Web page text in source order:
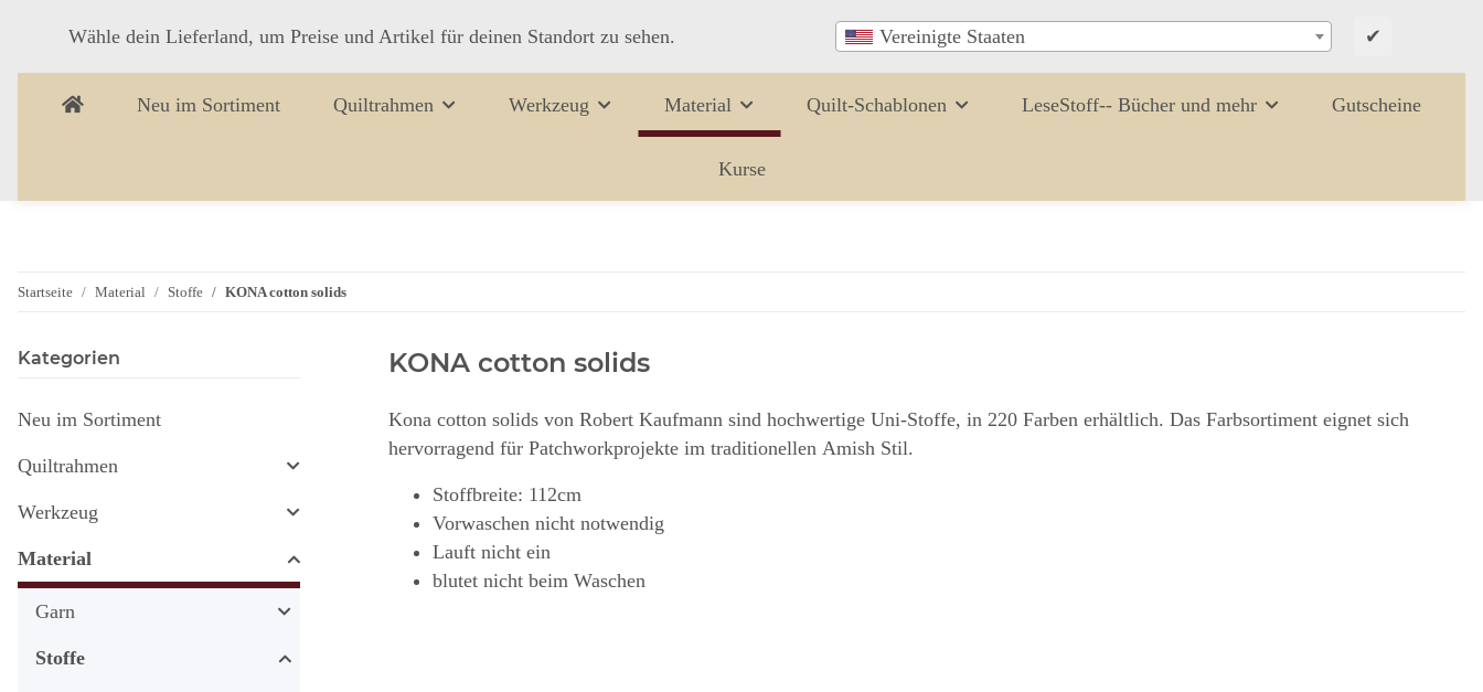
Wähle dein Lieferland, um Preise und Artikel für deinen Standort zu sehen. Vereinigte Staaten ✔
Neu im Sortiment Quiltrahmen Werkzeug Material Quilt-Schablonen LeseStoff-- Bücher und mehr Gutscheine
Kurse
Startseite Material Stoffe KONA cotton solids
KONA cotton solids
Kona cotton solids von Robert Kaufmann sind hochwertige Uni-Stoffe, in 220 Farben erhältlich. Das Farbsortiment eignet sich
hervorragend für Patchworkprojekte im traditionellen Amish Stil.
Stoffbreite: 112cm
Vorwaschen nicht notwendig
Lauft nicht ein
blutet nicht beim Waschen
Kategorien
Neu im Sortiment
Quiltrahmen
Werkzeug
Material
Garn
Stoffe